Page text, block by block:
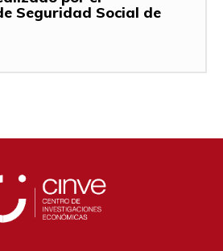
Seguridad Social de